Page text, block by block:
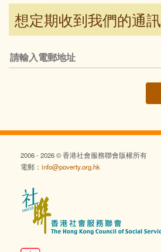
想定期收到我們的通訊
2006 - 2026 © 香港社會服務聯會版權所有
電郵： info@poverty.org.hk